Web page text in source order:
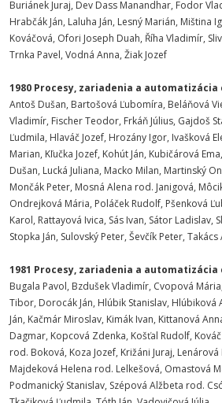
Buriánek Juraj, Dev Dass Manandhar, Fodor
Hrabčák Ján, Laluha Ján, Lesný Marián, Miština
Kováčová, Ofori Joseph Duah, Říha Vladimír,
Trnka Pavel, Vodná Anna, Žiak Jozef
1980 Procesy, zariadenia a
Antoš Dušan, Bartošová Ľubomíra, Beláňová
Vladimír, Fischer Teodor, Frkáň Július, Gajdoš
Ľudmila, Hlaváč Jozef, Hrozány Igor, Ivašková
Marian, Kľučka Jozef, Kohút Ján, Kubičárová
Dušan, Lucká Juliana, Macko Milan, Martinský
Mončák Peter, Mosná Alena rod. Janigová,
Ondrejková Mária, Poláček Rudolf, Pšenková
Karol, Rattayová Ivica, Sás Ivan, Sátor Ladislav,
Stopka Ján, Sulovský Peter, Ševčík Peter,
1981 Procesy, zariadenia a
Bugala Pavol, Bzdušek Vladimír, Cvopová
Tibor, Dorocák Ján, Hlúbik Stanislav,
Ján, Kačmár Miroslav, Kimák Ivan, Kittanová
Dagmar, Kopcová Zdenka, Košťal Rudolf,
rod. Boková, Koza Jozef, Križáni Juraj,
Majdeková Helena rod. Lelkešová, Omastová
Podmanický Stanislav, Szépová Alžbeta rod.